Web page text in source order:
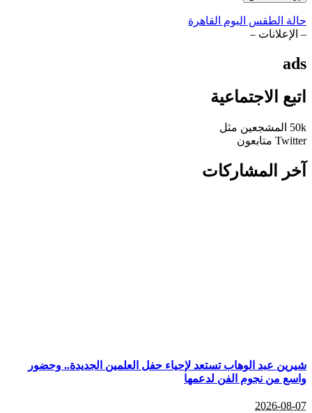
حالة الطقس اليوم القاهرة
– الإعلانات –
ads
اتبع الاجتماعية
50k المشجعين مثل
Twitter متابعون
آخر المشاركات
شيرين عبد الوهاب تستعد لإحياء حفل العلمين الجديدة.. وحضور
واسع من نجوم الفن لدعمها
2026-08-07